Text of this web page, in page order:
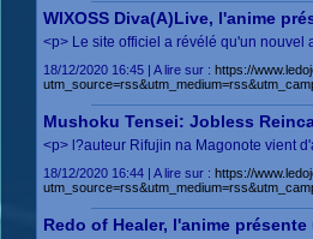
WIXOSS Diva(A)Live, l'anime
<p> Le site officiel a révélé qu'un nouvel
18/12/2020 16:45 | A lire sur : https://
Mushoku Tensei: Jobless
<p> l?auteur Rifujin na Magonote vient
18/12/2020 16:44 | A lire sur : https://
Redo of Healer, l'anime